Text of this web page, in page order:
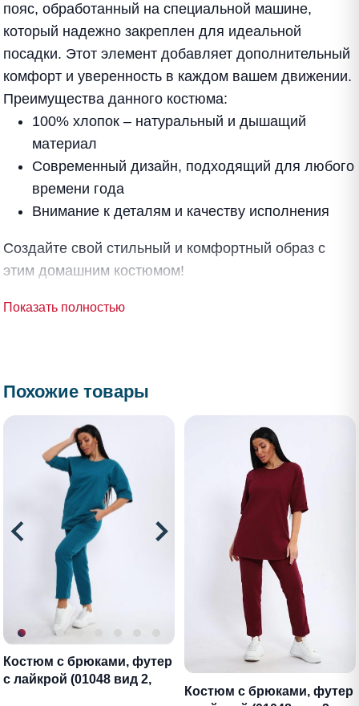
пояс, обработанный на специальной машине,
который надежно закреплен для идеальной
посадки. Этот элемент добавляет дополнительный
комфорт и уверенность в каждом вашем движении.
Преимущества данного костюма:
100% хлопок – натуральный и дышащий
материал
Современный дизайн, подходящий для любого
времени года
Внимание к деталям и качеству исполнения
Создайте свой стильный и комфортный образ с
этим домашним костюмом!
Показать полностью
Похожие товары
Костюм с брюками, футер
с лайкрой (01048 вид 2,
Костюм с брюками, футер